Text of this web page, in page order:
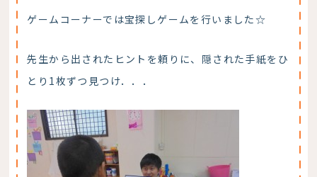
ゲームコーナーでは宝探しゲームを行いました☆
先生から出されたヒントを頼りに、隠された手紙をひ
とり1枚ずつ見つけ．．．